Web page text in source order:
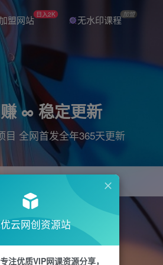
盟网站 日入2K 无水印课程 加盟
∞ 稳定更新
目 全网首发全年365天更新
直播 电商 剪辑
云网创资源站
注优质VIP网课资源分享，